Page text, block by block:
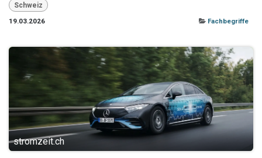
Schweiz
19.03.2026
Fachbegriffe
stromzeit.ch